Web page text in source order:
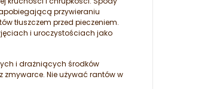
przywieraniu
tłuszczem przed pieczeniem.
i uroczystościach jako
i drażniących środków
Nie używać rantów w